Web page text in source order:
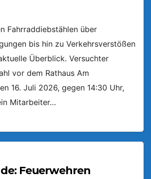
Fahrraddiebstählen über
bis hin zu Verkehrsverstößen
Überblick. Versuchter
vor dem Rathaus Am
16. Juli 2026, gegen 14:30 Uhr,
Mitarbeiter…
Feuerwehren